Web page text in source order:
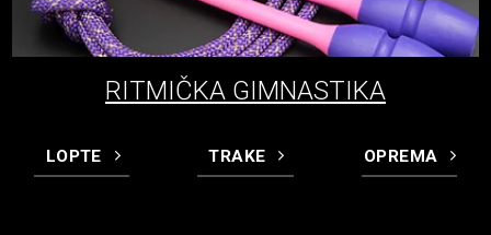
RITMIČKA GIMNASTIKA
LOPTE TRAKE OPREMA